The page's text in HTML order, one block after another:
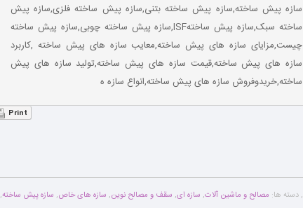
سازه پیش ساخته,سازه پیش ساخته بتنی,سازه پیش ساخته فلزی,سازه پیش
ساخته سبک,سازه پیش ساختهISF,سازه پیش ساخته چوبی,سازه پیش ساخته
چیست,مزایای سازه های پیش ساخته,معایب سازه های پیش ساخته ,کاربرد
سازه های پیش ساخته,قیمت سازه های پیش ساخته,تولید سازه های پیش
ساخته,خریدوفروش سازه های پیش ساخته,انواع سازه ه
Print
, دسته ها: مصالح و ماشین آلات, سازه ای, سقف و مصالح نوین, سازه های خاص, سازه پیش ساخته,